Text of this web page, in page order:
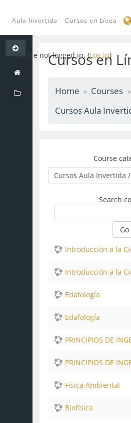
Skip
main
Aula Invertida Cursos en Línea
You are not logged in. (Log in)
Cursos en
Home
Courses
Cursos Aula
Course
Search
Go
Introducción a la
Introducción a la
Edafología
Edafología
PRINCIPIOS DE
PRINCIPIOS DE
Física Ambiental
Biofísica